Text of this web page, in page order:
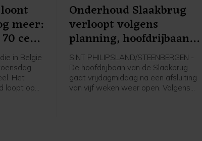
meer:
cent
in België
Het
loopt op
Onderhoud Slaakbrug
verloopt volgens
planning, hoofdrijbaan
vrijdag weer open
SINT PHILIPSLAND/STEENBERGEN -
De hoofdrijbaan van de Slaakbrug
gaat vrijdagmiddag na een afsluiting
van vijf weken weer open. Volgens